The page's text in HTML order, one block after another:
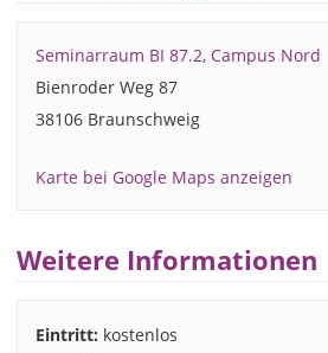
Seminarraum BI 87.2, Campus Nord
Bienroder Weg 87
38106 Braunschweig
Karte bei Google Maps anzeigen
Weitere Informationen
Eintritt: kostenlos